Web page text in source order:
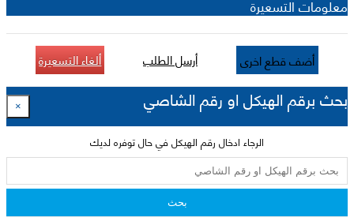
معلومات التسعيرة
أضف قطع اخرى أرسل الطلب ألغاء التسعيرة
بحث برقم الهيكل او رقم الشاصي ×
الرجاء ادخال رقم الهيكل في حال توفره لديك
بحث